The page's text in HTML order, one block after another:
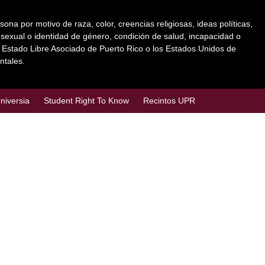
por motivo de raza, color, creencias religiosas, ideas políticas,
o identidad de género, condición de salud, incapacidad o
Libre Asociado de Puerto Rico o los Estados Unidos de
Student Right To Know Recintos UPR